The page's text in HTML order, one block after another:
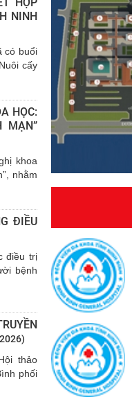
NINH
có buổi
cấy
HỌC:
MẠN”
khoa
nhằm
ĐIỀU
điều trị
bệnh
thảo
phối